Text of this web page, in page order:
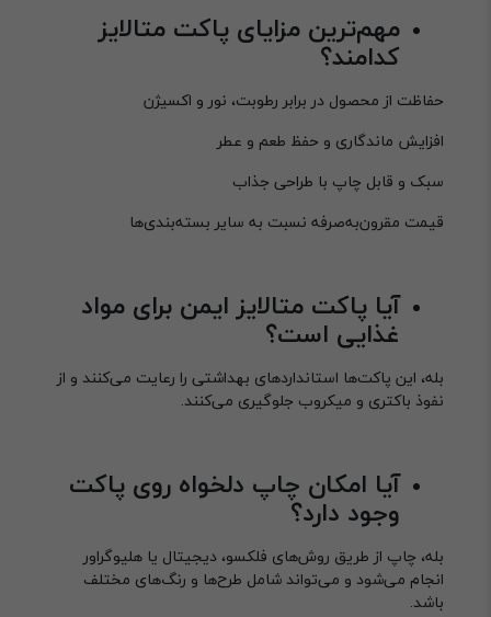
مهم‌ترین مزایای پاکت متالایز
کدامند؟
حفاظت از محصول در برابر رطوبت، نور و اکسیژن
افزایش ماندگاری و حفظ طعم و عطر
سبک و قابل چاپ با طراحی جذاب
قیمت مقرون‌به‌صرفه نسبت به سایر بسته‌بندی‌ها
آیا پاکت متالایز ایمن برای مواد
غذایی است؟
بله، این پاکت‌ها استانداردهای بهداشتی را رعایت می‌کنند و از
نفوذ باکتری و میکروب جلوگیری می‌کنند.
آیا امکان چاپ دلخواه روی پاکت
وجود دارد؟
بله، چاپ از طریق روش‌های فلکسو، دیجیتال یا هلیوگراور
انجام می‌شود و می‌تواند شامل طرح‌ها و رنگ‌های مختلف
باشد.